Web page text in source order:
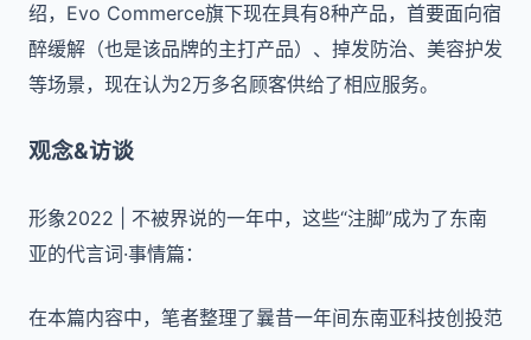
绍，Evo Commerce旗下现在具有8种产品，首要面向宿
醉缓解（也是该品牌的主打产品）、掉发防治、美容护发
等场景，现在认为2万多名顾客供给了相应服务。
观念&访谈
形象2022 | 不被界说的一年中，这些“注脚”成为了东南
亚的代言词·事情篇：
在本篇内容中，笔者整理了曩昔一年间东南亚科技创投范